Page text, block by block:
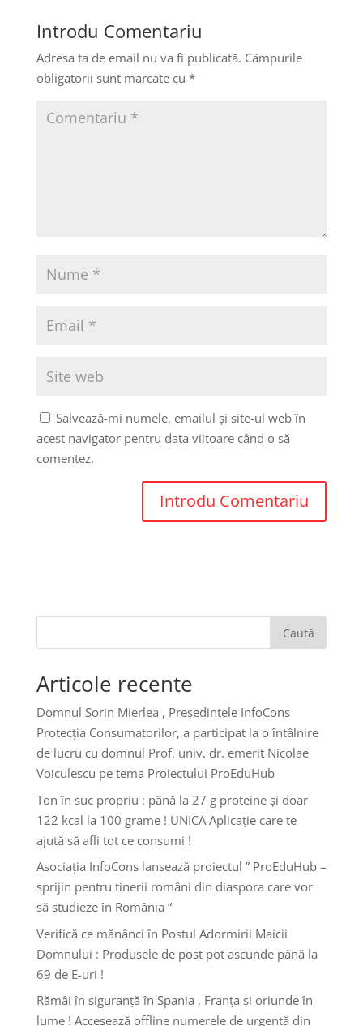
Introdu Comentariu
Adresa ta de email nu va fi publicată. Câmpurile
obligatorii sunt marcate cu *
Salvează-mi numele, emailul și site-ul web în
acest navigator pentru data viitoare când o să
comentez.
Caută
Articole recente
Domnul Sorin Mierlea , Președintele InfoCons
Protecția Consumatorilor, a participat la o întâlnire
de lucru cu domnul Prof. univ. dr. emerit Nicolae
Voiculescu pe tema Proiectului ProEduHub
Ton în suc propriu : până la 27 g proteine și doar
122 kcal la 100 grame ! UNICA Aplicație care te
ajută să afli tot ce consumi !
Asociația InfoCons lansează proiectul ” ProEduHub –
sprijin pentru tinerii români din diaspora care vor
să studieze în România “
Verifică ce mănânci în Postul Adormirii Maicii
Domnului : Produsele de post pot ascunde până la
69 de E-uri !
Rămâi în siguranță în Spania , Franța și oriunde în
lume ! Accesează offline numerele de urgență din